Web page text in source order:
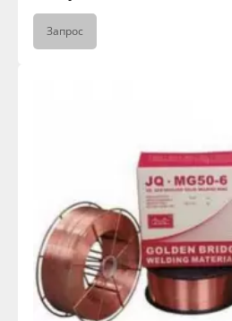
Запрос